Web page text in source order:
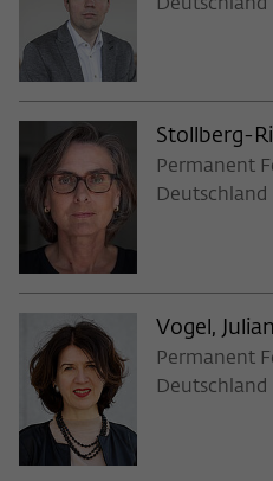
Deutschland
Stollberg-
Permanent
Deutschland
Vogel,
Permanent
Deutschland